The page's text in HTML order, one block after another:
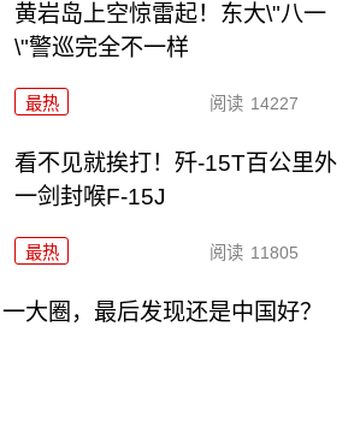
黄岩岛上空惊雷起！东大\"八一
\"警巡完全不一样
最热 阅读 14227
看不见就挨打！歼-15T百公里外
一剑封喉F-15J
最热 阅读 11805
大圈，最后发现还是中国好？